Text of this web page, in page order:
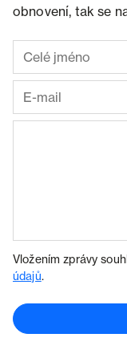
obnovení, tak se
Vložením zprávy
údajů.